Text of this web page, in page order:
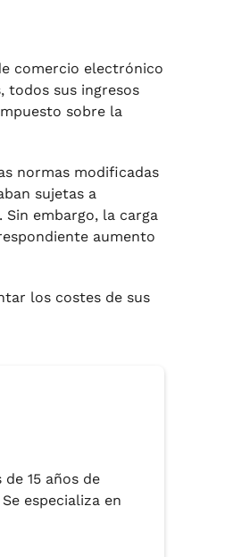
comercio electrónico
todos sus ingresos
sobre la
normas modificadas
sujetas a
embargo, la carga
aumento
los costes de sus
15 años de
especializa en